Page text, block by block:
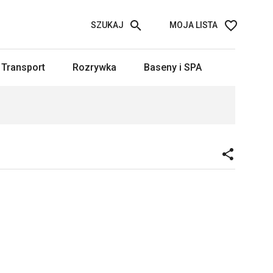
MOJA LISTA
SZUKAJ
Transport Rozrywka Baseny i SPA